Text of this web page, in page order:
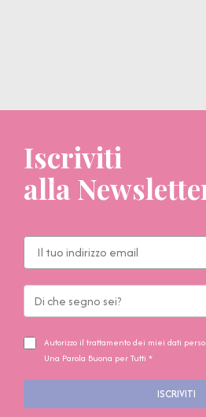
Iscriviti
alla
Autorizzo il trattamento dei miei dati
Una Parola Buona per Tutti *
ISCRIVITI